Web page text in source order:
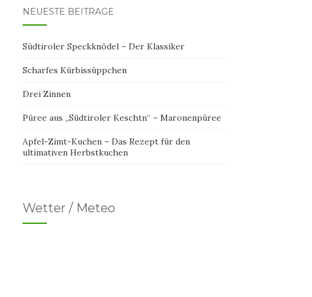
NEUESTE BEITRÄGE
Südtiroler Speckknödel – Der Klassiker
Scharfes Kürbissüppchen
Drei Zinnen
Püree aus „Südtiroler Keschtn“ – Maronenpüree
Apfel-Zimt-Kuchen – Das Rezept für den
ultimativen Herbstkuchen
Wetter / Meteo